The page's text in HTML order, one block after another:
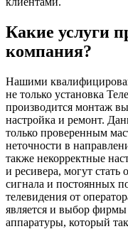
Какие услуги
компания?
Нашими
не только установка
производится монтаж
настройка и ремонт.
только проверенным
неточности в
также некорректные
и ресивера, могут
сигнала и постоянных
телевидения от
является и выбор
аппаратуры, который